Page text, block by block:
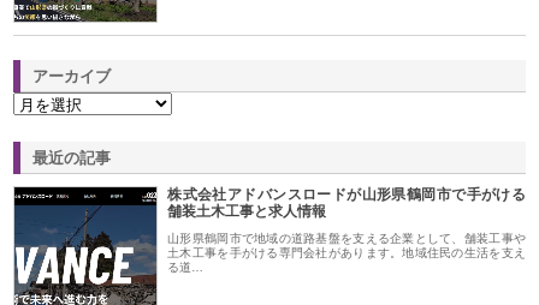
アーカイブ
最近の記事
株式会社アドバンスロードが山形県鶴岡市で手がける
舗装土木工事と求人情報
山形県鶴岡市で地域の道路基盤を支える企業として、舗装工事や
土木工事を手がける専門会社があります。地域住民の生活を支え
る道…